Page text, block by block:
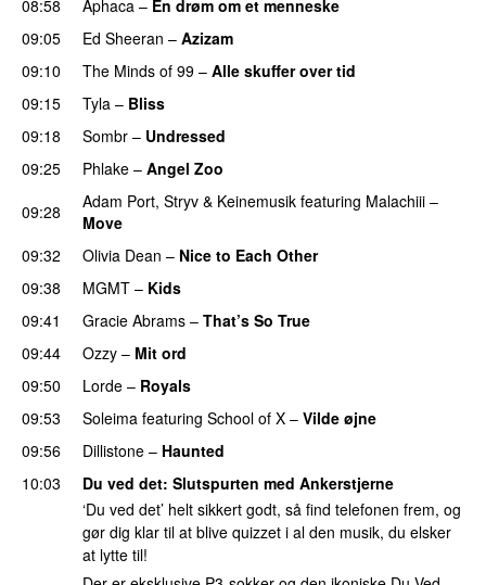
08:58
Aphaca – En drøm om et menneske
09:05 Ed Sheeran – Azizam
09:10
The Minds of 99 – Alle skuffer over tid
09:15
Tyla – Bliss
09:18
Sombr – Undressed
09:25 Phlake – Angel Zoo
09:28
Adam Port, Stryv & Keinemusik featuring Malachiii –
Move
09:32 Olivia Dean – Nice to Each Other
09:38
MGMT – Kids
09:41
Gracie Abrams – That’s So True
09:44
Ozzy – Mit ord
09:50
Lorde – Royals
09:53 Soleima featuring School of X – Vilde øjne
09:56 Dillistone – Haunted
10:03 Du ved det: Slutspurten med Ankerstjerne
‘Du ved det’ helt sikkert godt, så find telefonen frem, og
gør dig klar til at blive quizzet i al den musik, du elsker
at lytte til!